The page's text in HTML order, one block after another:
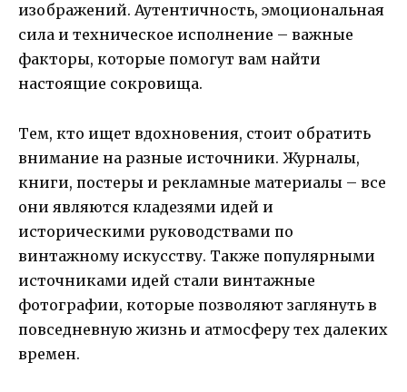
изображений. Аутентичность, эмоциональная
сила и техническое исполнение – важные
факторы, которые помогут вам найти
настоящие сокровища.
Тем, кто ищет вдохновения, стоит обратить
внимание на разные источники. Журналы,
книги, постеры и рекламные материалы – все
они являются кладезями идей и
историческими руководствами по
винтажному искусству. Также популярными
источниками идей стали винтажные
фотографии, которые позволяют заглянуть в
повседневную жизнь и атмосферу тех далеких
времен.